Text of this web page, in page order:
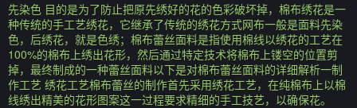
先染色 目的是为了防止把原先绣好的花的色彩破坏掉，棉布绣花是一
种传统的手工艺绣花，它继承了传统的绣花方式网布一般是面料先染
色，后绣花，就是色绣；棉布蕾丝面料是指使用棉线以绣花的工艺在
100%的棉布上绣出花形，然后通过特定技术将棉布上镂空的位置剪
掉，最终制成的一种蕾丝面料以下是对棉布蕾丝面料的详细解析一制
作工艺 绣花工艺棉布蕾丝的制作首先采用绣花工艺，在纯棉布上以棉
线绣出精美的花形图案这一过程要求精细的手工技艺，以确保花。